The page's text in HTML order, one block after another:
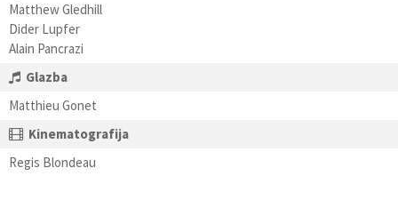
Matthew Gledhill
Dider Lupfer
Alain Pancrazi
Glazba
Matthieu Gonet
Kinematografija
Regis Blondeau